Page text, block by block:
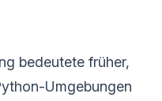
bedeutete früher,
Umgebungen